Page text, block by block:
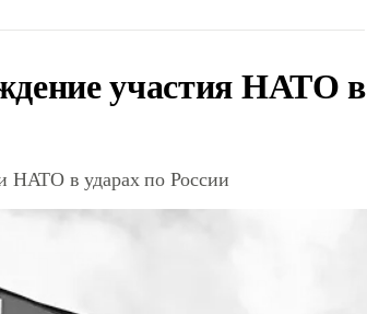
участия НАТО в
НАТО в ударах по России